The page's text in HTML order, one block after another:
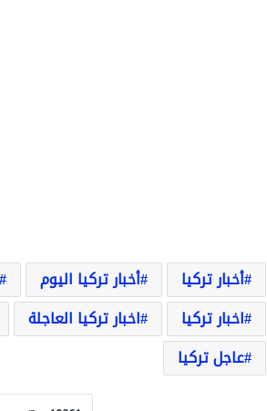
أخبار تركيا أخبار تركيا اليوم
اخبار تركيا
اخبار تركيا العاجلة
عاجل تركيا